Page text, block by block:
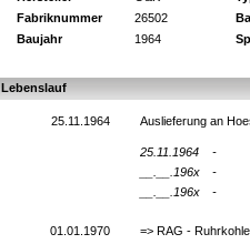
Fabriknummer
26502
Baujahr
1964
Lebenslauf
25.11.1964 Auslieferung an
25.11.1964
-
__.__.196x
-
__.__.196x
-
01.01.1970
=> RAG -